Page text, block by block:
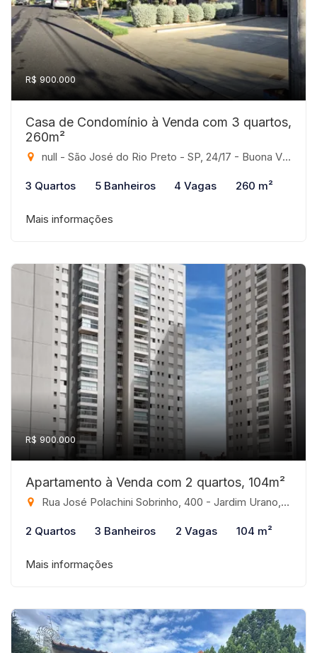
R$ 900.000
Casa de Condomínio à Venda com 3 quartos,
260m²
null - São José do Rio Preto - SP, 24/17 - Buona Vita, São José do Rio Preto-SP
3 Quartos 5 Banheiros 4 Vagas 260 m²
Mais informações
R$ 900.000
Apartamento à Venda com 2 quartos, 104m²
Rua José Polachini Sobrinho, 400 - Jardim Urano, São José do Rio Preto-SP
2 Quartos 3 Banheiros 2 Vagas 104 m²
Mais informações